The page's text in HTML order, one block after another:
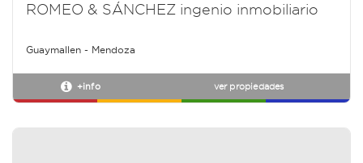
ROMEO & SÁNCHEZ ingenio inmobiliario
Guaymallen - Mendoza
+info ver propiedades